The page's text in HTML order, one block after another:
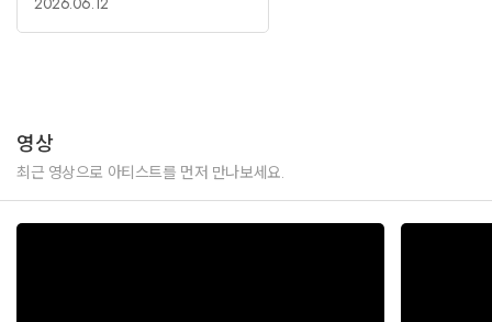
영상
최근 영상으로 아티스트를 먼저 만나보세요.